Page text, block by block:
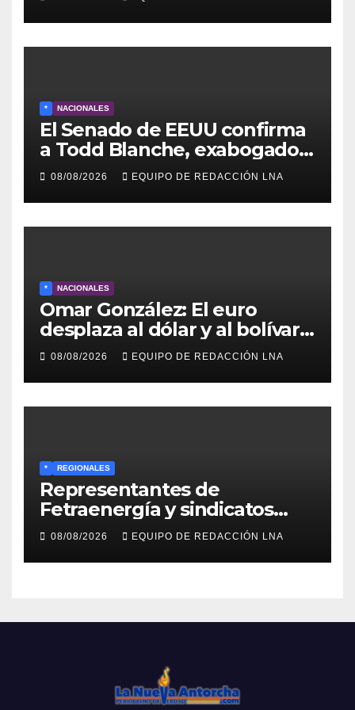
domingos en La Poderosa
90.3 FM
* NACIONALES
El Senado de EEUU confirma
a Todd Blanche, exabogado
de Trump, como fiscal
general
08/08/2026 EQUIPO DE REDACCIÓN LNA
* NACIONALES
Omar González: El euro
desplaza al dólar y al bolívar
en medio del caos
económico
08/08/2026 EQUIPO DE REDACCIÓN LNA
* REGIONALES
Representantes de
Fetraenergía y sindicatos
base llaman a renovar
directivas para rescatar la
lucha laboral en Anzoátegui
08/08/2026 EQUIPO DE REDACCIÓN LNA